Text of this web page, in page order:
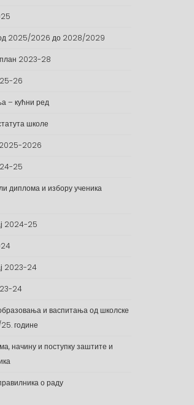
од 2025/2026 до 2028/2029
план 2023-28
26
– кућни ред
школе
2025-2026
25
диплома и избору ученика
2024-25
2023-24
24
и васпитања од школске
године
начину и поступку заштите и
о раду